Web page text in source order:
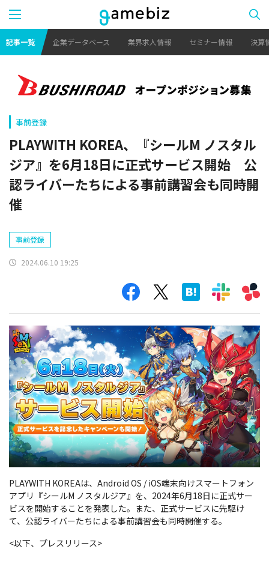
記事一覧 企業データベース 業界求人情報 セミナー情報 決算
事前登録
PLAYWITH KOREA、『シールM ノスタル
ジア』を6月18日に正式サービス開始 公
認ライバーたちによる事前講習会も同時開
催
事前登録
2024.06.10 19:25
PLAYWITH KOREAは、Android OS / iOS端末向けスマートフォン
アプリ『シールM ノスタルジア』を、2024年6月18日に正式サー
ビスを開始することを発表した。また、正式サービスに先駆け
て、公認ライバーたちによる事前講習会も同時開催する。
<以下、プレスリリース>